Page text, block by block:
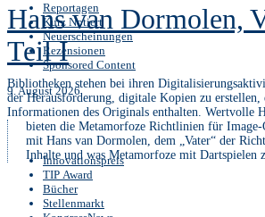
Reportagen
Kurz Notiert
Neuerscheinungen
Rezensionen
Sponsored Content
9. August 2026
Innovationspreis
TIP Award
Bücher
Stellenmarkt
Hans van Dormolen,
Teil I
Bibliotheken stehen bei ihren
der Herausforderung, digitale Kopien zu
Informationen des Originals enthalten. Wertvolle
bieten die Metamorfoze Richtlinien für
mit Hans van Dormolen, dem „Vater“ der
Inhalte und was Metamorfoze mit Dartspielen